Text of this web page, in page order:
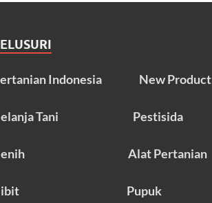
Indonesia New Product
Tani Pestisida
Alat Pertanian
Pupuk